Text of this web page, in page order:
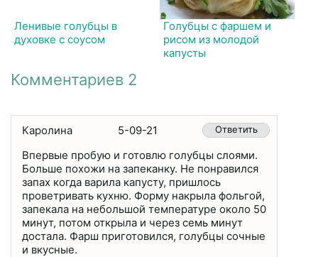
Ленивые голубцы в
духовке с соусом
Голубцы с фаршем и
рисом из молодой
капусты
Комментариев 2
Каролина 5-09-21 Ответить
Впервые пробую и готовлю голубцы слоями.
Больше похожи на запеканку. Не понравился
запах когда варила капусту, пришлось
проветривать кухню. Форму накрыла фольгой,
запекала на небольшой температуре около 50
минут, потом открыла и через семь минут
достала. Фарш приготовился, голубцы сочные
и вкусные.